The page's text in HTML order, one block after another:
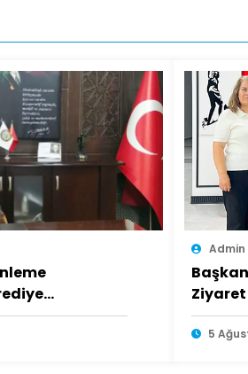
Admin
Ziyaret
5